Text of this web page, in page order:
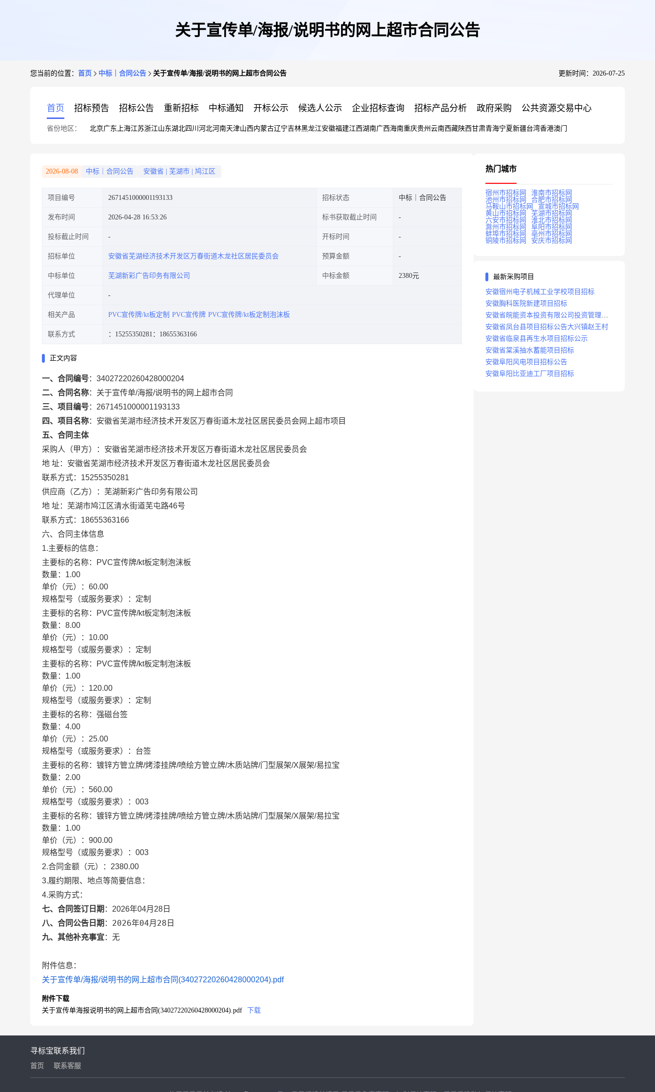
关于宣传单/海报/说明书的网上超市合同公告
您当前的位置： 首页 中标｜合同公告 关于宣传单/海报/说明书的网上超市合同公告 更新时间：2026-07-25
首页 招标预告 招标公告 重新招标 中标通知 开标公示 候选人公示 企业招标查询 招标产品分析 政府采购 公共资源交易中心
省份地区： 北京广东 上海江苏浙江山东湖北四川 河北河南天津山西内蒙古辽宁吉林黑龙江安徽福建江西湖南广西海南重庆贵州 云南西藏陕西甘肃青海宁夏新疆台湾香港澳门
2026-08-08 中标｜合同公告 安徽省 芜湖市 鸠江区
项目编号 2671451000001193133 招标状态 中标｜合同公告
发布时间 2026-04-28 16:53:26 标书获取截止时间
投标截止时间 开标时间
招标单位 安徽省芜湖经济技术开发区万春街道木龙社区居民委员会 预算金额
中标单位 芜湖新彩广告印务有限公司 中标金额 2380元
代理单位
相关产品 PVC宣传牌/kt板定制 PVC宣传牌 PVC宣传牌/kt板定制泡沫板
联系方式 ：15255350281 ：18655363166
正文内容
一、合同编号： 34027220260428000204
二、合同名称： 关于宣传单/海报/说明书的网上超市合同
三、项目编号： 2671451000001193133
四、项目名称： 安徽省芜湖市经济技术开发区万春街道木龙社区居民委员会网上超市项目
五、合同主体
采购人（甲方）： 安徽省芜湖市经济技术开发区万春街道木龙社区居民委员会
地 址： 安徽省芜湖市经济技术开发区万春街道木龙社区居民委员会
联系方式： 15255350281
供应商（乙方）： 芜湖新彩广告印务有限公司
地 址： 芜湖市鸠江区清水街道芜屯路46号
联系方式： 18655363166
六、合同主体信息
1.主要标的信息：
主要标的名称：
PVC宣传牌/kt板定制泡沫板
数量： 1.00
单价（元）： 60.00
规格型号（或服务要求）： 定制
主要标的名称：
PVC宣传牌/kt板定制泡沫板
数量： 8.00
单价（元）： 10.00
规格型号（或服务要求）： 定制
主要标的名称：
PVC宣传牌/kt板定制泡沫板
数量： 1.00
单价（元）： 120.00
规格型号（或服务要求）： 定制
主要标的名称： 强磁台签
数量： 4.00
单价（元）： 25.00
规格型号（或服务要求）： 台签
主要标的名称： 镀锌方管立牌/烤漆挂牌/喷绘方管立牌/木质站牌/门型展架/X展架/易拉宝
数量： 2.00
单价（元）： 560.00
规格型号（或服务要求）： 003
主要标的名称： 镀锌方管立牌/烤漆挂牌/喷绘方管立牌/木质站牌/门型展架/X展架/易拉宝
数量： 1.00
单价（元）： 900.00
规格型号（或服务要求）： 003
2.合同金额（元）： 2380.00
3.履约期限、地点等简要信息：
4.采购方式：
七、合同签订日期 ： 2026年04月28日
八、合同公告日期 ： 2026年04月28日
九、其他补充事宜： 无
附件信息：
关于宣传单/海报/说明书的网上超市合同(34027220260428000204).pdf
附件下载
关于宣传单海报说明书的网上超市合同(34027220260428000204).pdf
下载
热门城市
宿州市招标网
淮南市招标网
池州市招标网
合肥市招标网
马鞍山市招标网
宣城市招标网
黄山市招标网
芜湖市招标网
六安市招标网
淮北市招标网
滁州市招标网
阜阳市招标网
蚌埠市招标网
亳州市招标网
铜陵市招标网
安庆市招标网
最新采购项目
安徽宿州电子机械工业学校项目招标
安徽胸科医院新建项目招标
安徽省皖能资本投资有限公司投资管理系
统建设项目招标
安徽省凤台县项目招标公告大兴镇赵王村
安徽省临泉县再生水项目招标公示
安徽省棠溪抽水蓄能项目招标
安徽阜阳风电项目招标公告
安徽阜阳比亚迪工厂项目招标
寻标宝
首页
联系我们
联系客服